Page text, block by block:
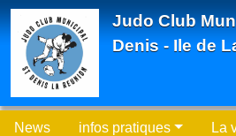
Judo Club
Denis - Ile de
News infos pratiques La
Panneau de gestion des cookies